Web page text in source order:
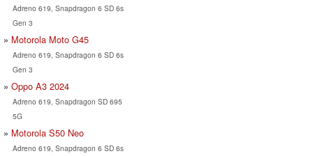
Adreno 619, Snapdragon 6 SD 6s
Gen 3
Motorola Moto G45
Adreno 619, Snapdragon 6 SD 6s
Gen 3
Oppo A3 2024
Adreno 619, Snapdragon SD 695
5G
Motorola S50 Neo
Adreno 619, Snapdragon 6 SD 6s